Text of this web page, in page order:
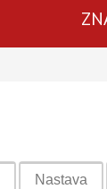
Nastava